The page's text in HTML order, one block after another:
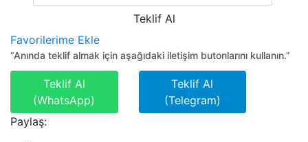
Teklif Al
Favorilerime Ekle
“Anında teklif almak için aşağıdaki iletişim butonlarını kullanın.”
Teklif Al
(WhatsApp)
Teklif Al
(Telegram)
Paylaş: